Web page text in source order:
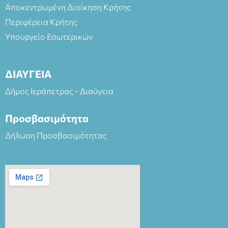
Αποκεντρωμένη Διοίκηση Κρήτης
Περιφέρεια Κρήτης
Υπουργείο Εσωτερικών
ΔΙΑΥΓΕΙΑ
Δήμος Ιεράπετρας - Διαύγεια
Προσβασιμότητα
Δήλωση Προσβασιμότητας